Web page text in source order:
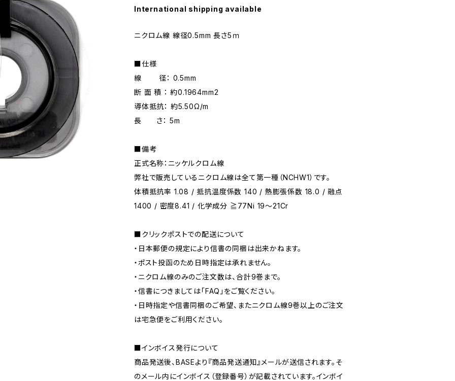
International shipping available
ニクロム線 線径0.5mm 長さ5ｍ
■仕様
線 径： 0.5mm
断 面 積 ： 約0.1964mm2
導体抵抗： 約5.50Ω/m
長 さ： 5m
■備考
正式名称：ニッケルクロム線
弊社で販売しているニクロム線は全て第一種（NCHW1）です。
体積抵抗率 1.08 / 抵抗温度係数 140 / 熱膨張係数 18.0 / 融点
1400 / 密度8.41 / 化学成分 ≧77Ni 19～21Cr
■クリックポストでの配送について
・日本郵便の規定により信書の同梱は出来かねます。
・ポスト投函のため日時指定は承れません。
・ニクロム線のみのご注文数は、合計9巻まで。
・信書につきましては「FAQ」をご覧ください。
・日時指定や信書同梱のご希望、またニクロム線9巻以上のご注文
は宅急便をご利用ください。
■インボイス発行について
商品発送後、BASEより『商品発送通知』メールが送信されます。そ
のメール内にインボイス（登録番号）が記載されています。インボイ